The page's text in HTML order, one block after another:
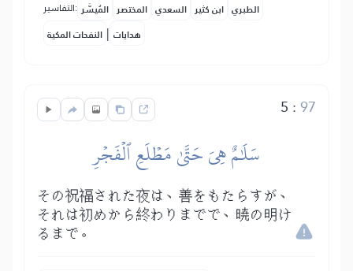
التفاسير: المُيسَّر المختصر السعدي ابن كثير الطبري
النفحات المكية | هدايات
5 :97
سَلَٰمٌ هِيَ حَتَّىٰ مَطۡلَعِ ٱلۡفَجۡرِ
その祝福された夜は、善をもたらすが、
それは初めから終わりまでで、暁の明け
るまで。